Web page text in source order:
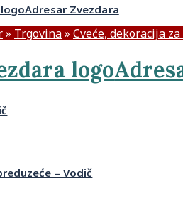
Adresar Zvezdara
– Vodič
» Trgovina» Cveće, dekoracija